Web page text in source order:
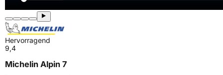
Hervorragend
9,4
Michelin Alpin 7